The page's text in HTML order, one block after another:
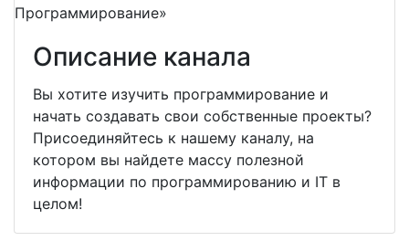
Описание канала
Вы хотите изучить программирование и
начать создавать свои собственные проекты?
Присоединяйтесь к нашему каналу, на
котором вы найдете массу полезной
информации по программированию и IT в
целом!